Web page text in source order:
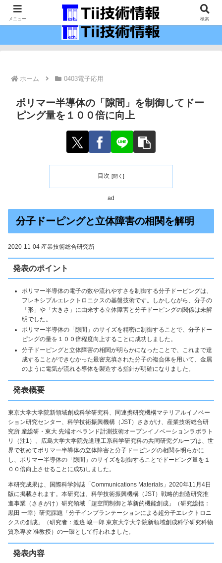
最新の科学技術の情報インフラ。
ホーム 0403電子応用
ポリマー半導体の「隙間」を制御してドー
ピング量を１００倍に向上
目次
ad
分子ドーピングと立体障害の相関を解明
2020-11-04 産業技術総合研究所
発表のポイント
ポリマー半導体の電子の数や流れやすさを制御する分子ドーピングは、
フレキシブルエレクトロニクスの基盤技術です。しかしながら、分子の
「形」や「大きさ」に由来する立体障害と分子ドーピングの関係は未解
明でした。
ポリマー半導体の「隙間」のサイズを精密に制御することで、分子ドー
ピングの量を１００倍程度向上することに成功しました。
分子ドーピングと立体障害の相関が明らかになったことで、これまで達
成することができなかった最密充填された分子の複合体を用いて、金属
のように電気が流れる導体を製造する指針が明確になりました。
発表概要
東京大学大学院新領域創成科学研究科、同連携研究機構マテリアルイノベー
ション研究センター、科学技術振興機構（JST）さきがけ、産業技術総合研
究所 産総研・東大 先端オペランド計測技術オープンイノベーションラボラト
リ（注1）、広島大学大学院先進理工系科学研究科の共同研究グループは、世
界で初めてポリマー半導体の立体障害と分子ドーピングの相関を明らかに
し、ポリマー半導体の「隙間」のサイズを制御することでドーピング量を１
００倍向上させることに成功しました。
本研究成果は、国際科学雑誌「Communications Materials」2020年11月4日
版に掲載されます。本研究は、科学技術振興機構（JST）戦略的創造研究推
進事業（さきがけ）研究領域「超空間制御と革新的機能創成」（研究総括：
黒田 一幸）研究課題「分子インプランテーションによる超分子エレクトロニ
クスの創成」（研究者：渡邉 峻一郎 東京大学大学院新領域創成科学研究科物
質系専攻 准教授）の一環として行われました。
発表内容
メニュー 検索